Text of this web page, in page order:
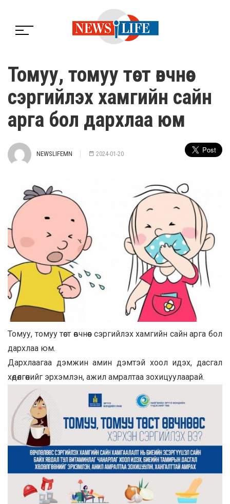
Томуу, томуу төст өвчнөөс
сэргийлэх хамгийн сайн
арга бол дархлаа юм
NEWSLIFEMN 2024-01-20
Томуу, томуу төст өвчнөөс сэргийлэх хамгийн сайн арга бол
дархлаа юм.
Дархлаагаа дэмжин амин дэмтэй хоол идэх, дасгал
хөдөлгөөнийг эрхэмлэн, ажил амралтаа зохицуулаарай.